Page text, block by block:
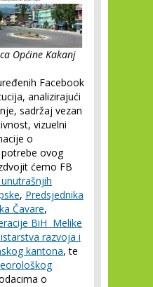
Općine Kakanj
Facebook
analizirajući
sadržaj vezan
vizuelni
o
ovog
ćemo FB
, Predsjednika
Čavare,
BiH Melike
razvoja i
kantona, te
o